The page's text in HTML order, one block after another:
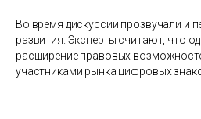
Во время дискуссии прозвучали и
развития. Эксперты считают, что
расширение правовых
участниками рынка цифровых